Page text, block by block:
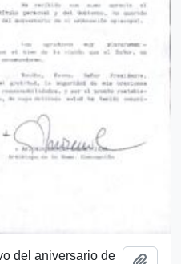
del aniversario de